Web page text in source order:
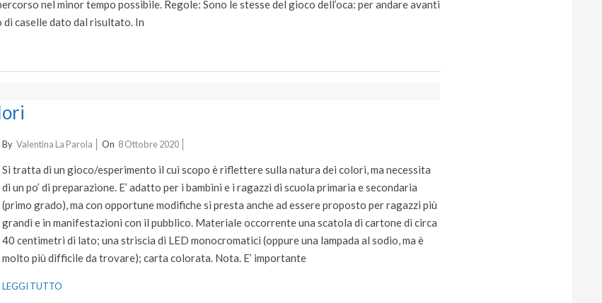
nel minor tempo possibile. Regole: Sono le stesse del gioco dell’oca: per andare avanti
di caselle dato dal risultato. In
2020-
08
By Valentina La Parola On 8 Ottobre 2020
Si tratta di un gioco/esperimento il cui scopo è riflettere sulla natura dei colori, ma necessita
di un po’ di preparazione. E’ adatto per i bambini e i ragazzi di scuola primaria e secondaria
(primo grado), ma con opportune modifiche si presta anche ad essere proposto per ragazzi più
grandi e in manifestazioni con il pubblico. Materiale occorrente una scatola di cartone di circa
40 centimetri di lato; una striscia di LED monocromatici (oppure una lampada al sodio, ma è
molto più difficile da trovare); carta colorata. Nota. E’ importante
LEGGI TUTTO